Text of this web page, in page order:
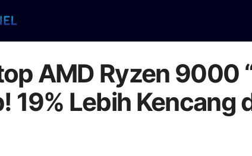
AMD Ryzen 9000
19% Lebih Kencang